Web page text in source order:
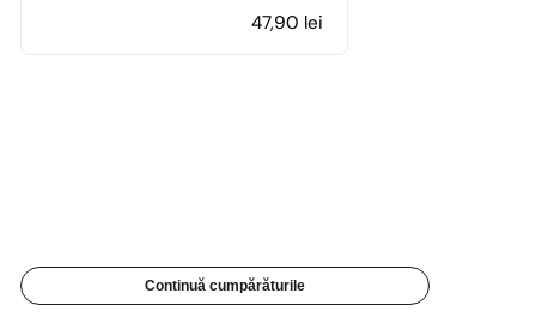
47,90 lei
Continuă cumpărăturile